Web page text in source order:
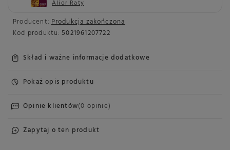
Producent: Produkcja zakończona
Kod produktu: 5021961207722
Skład i ważne informacje dodatkowe
Pokaż opis produktu
Opinie klientów(0 opinie)
Zapytaj o ten produkt
Alior Raty